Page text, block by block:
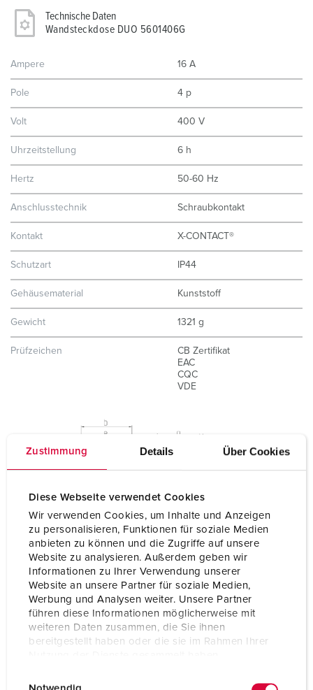
Zustimmung Details Über Cookies
Diese Webseite verwendet Cookies
Wir verwenden Cookies, um Inhalte und Anzeigen
zu personalisieren, Funktionen für soziale Medien
anbieten zu können und die Zugriffe auf unsere
Website zu analysieren. Außerdem geben wir
Informationen zu Ihrer Verwendung unserer
Website an unsere Partner für soziale Medien,
Werbung und Analysen weiter. Unsere Partner
führen diese Informationen möglicherweise mit
weiteren Daten zusammen, die Sie ihnen
bereitgestellt haben oder die sie im Rahmen Ihrer
Technische Daten
Wandsteckdose DUO 5601406G
Ampere 16 A
Pole 4 p
Volt 400 V
Uhrzeitstellung 6 h
Hertz 50-60 Hz
Anschlusstechnik Schraubkontakt
Kontakt X-CONTACT®
Schutzart IP44
Gehäusematerial Kunststoff
Gewicht 1321 g
Prüfzeichen
CB Zertifikat
EAC
CQC
VDE